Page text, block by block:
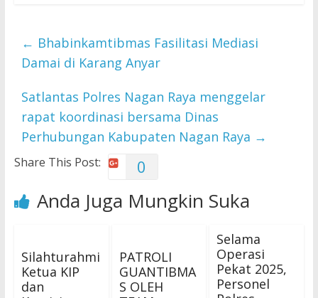
← Bhabinkamtibmas Fasilitasi Mediasi
Damai di Karang Anyar
Satlantas Polres Nagan Raya menggelar
rapat koordinasi bersama Dinas
Perhubungan Kabupaten Nagan Raya →
Share This Post: 0
Anda Juga Mungkin Suka
Silahturahmi
Ketua KIP
dan
PATROLI
GUANTIBMA
S OLEH
Selama
Operasi
Pekat 2025,
Personel